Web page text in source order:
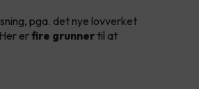
pga. det nye lovverket
erfire grunner til at